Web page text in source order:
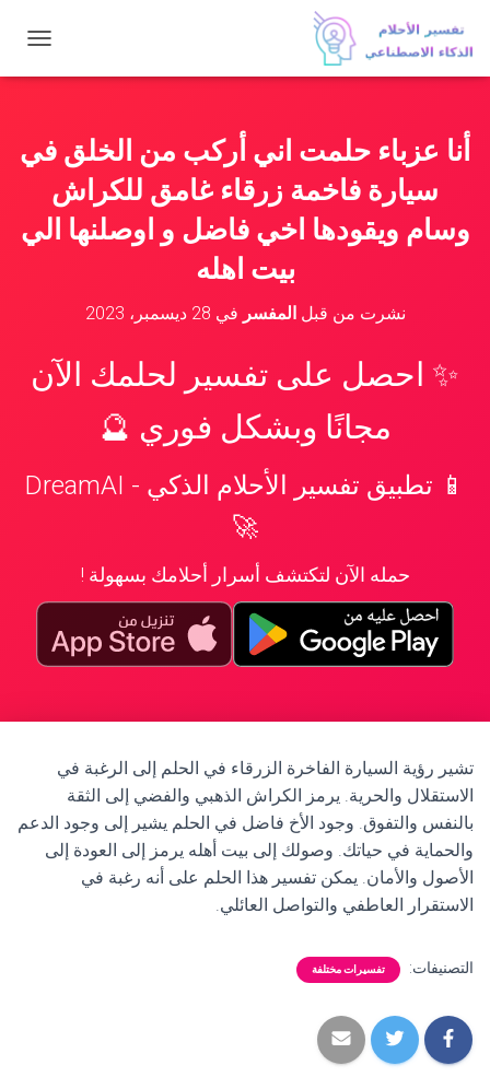
ب
ا
ق
أنا عزباء حلمت اني أركب من الخلق في
سيارة فاخمة زرقاء غامق للكراش
وسام ويقودها اخي فاضل و اوصلنها الي
بيت اهله
نشرت من قبلالمفسر في 28 ديسمبر، 2023
✨ احصل على تفسير لحلمك الآن
مجانًا وبشكل فوري 🔮
📱 تطبيق تفسير الأحلام الذكي - DreamAI
🚀
حمله الآن لتكتشف أسرار أحلامك بسهولة !
تشير رؤية السيارة الفاخرة الزرقاء في الحلم إلى الرغبة في
الاستقلال والحرية. يرمز الكراش الذهبي والفضي إلى الثقة
بالنفس والتفوق. وجود الأخ فاضل في الحلم يشير إلى وجود الدعم
والحماية في حياتك. وصولك إلى بيت أهله يرمز إلى العودة إلى
الأصول والأمان. يمكن تفسير هذا الحلم على أنه رغبة في
الاستقرار العاطفي والتواصل العائلي.
التصنيفات: تفسيرات مختلفة